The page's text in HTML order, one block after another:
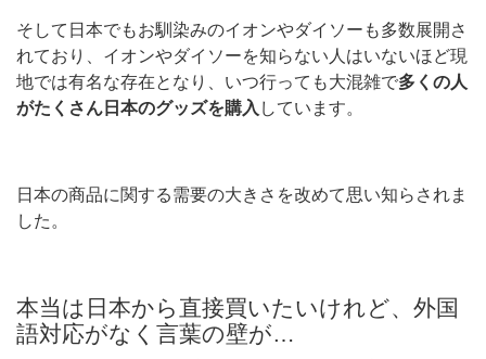
そして日本でもお馴染みのイオンやダイソーも多数展開さ
れており、イオンやダイソーを知らない人はいないほど現
地では有名な存在となり、いつ行っても大混雑で多くの人
がたくさん日本のグッズを購入 しています。
日本の商品に関する需要の大きさを改めて思い知らされま
した。
本当は日本から直接買いたいけれど、外国
語対応がなく言葉の壁が…